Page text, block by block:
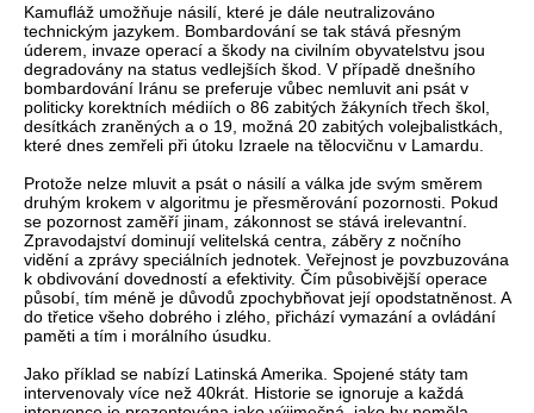
Kamufláž umožňuje násilí, které je dále neutralizováno
technickým jazykem. Bombardování se tak stává přesným
úderem, invaze operací a škody na civilním obyvatelstvu jsou
degradovány na status vedlejších škod. V případě dnešního
bombardování Iránu se preferuje vůbec nemluvit ani psát v
politicky korektních médiích o 86 zabitých žákyních třech škol,
desítkách zraněných a o 19, možná 20 zabitých volejbalistkách,
které dnes zemřeli při útoku Izraele na tělocvičnu v Lamardu.
Protože nelze mluvit a psát o násilí a válka jde svým směrem
druhým krokem v algoritmu je přesměrování pozornosti. Pokud
se pozornost zaměří jinam, zákonnost se stává irelevantní.
Zpravodajství dominují velitelská centra, záběry z nočního
vidění a zprávy speciálních jednotek. Veřejnost je povzbuzována
k obdivování dovedností a efektivity. Čím působivější operace
působí, tím méně je důvodů zpochybňovat její opodstatněnost. A
do třetice všeho dobrého i zlého, přichází vymazání a ovládání
paměti a tím i morálního úsudku.
Jako příklad se nabízí Latinská Amerika. Spojené státy tam
intervenovaly více než 40krát. Historie se ignoruje a každá